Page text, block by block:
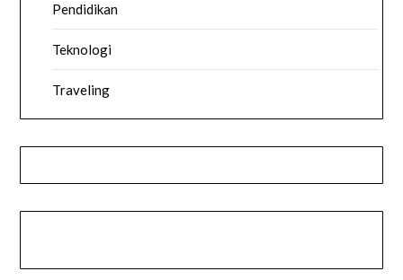
Pendidikan
Teknologi
Traveling